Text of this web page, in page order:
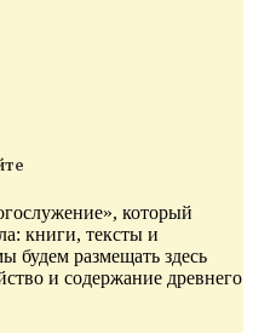
который
книги, тексты и
будем размещать здесь
и содержание древнего